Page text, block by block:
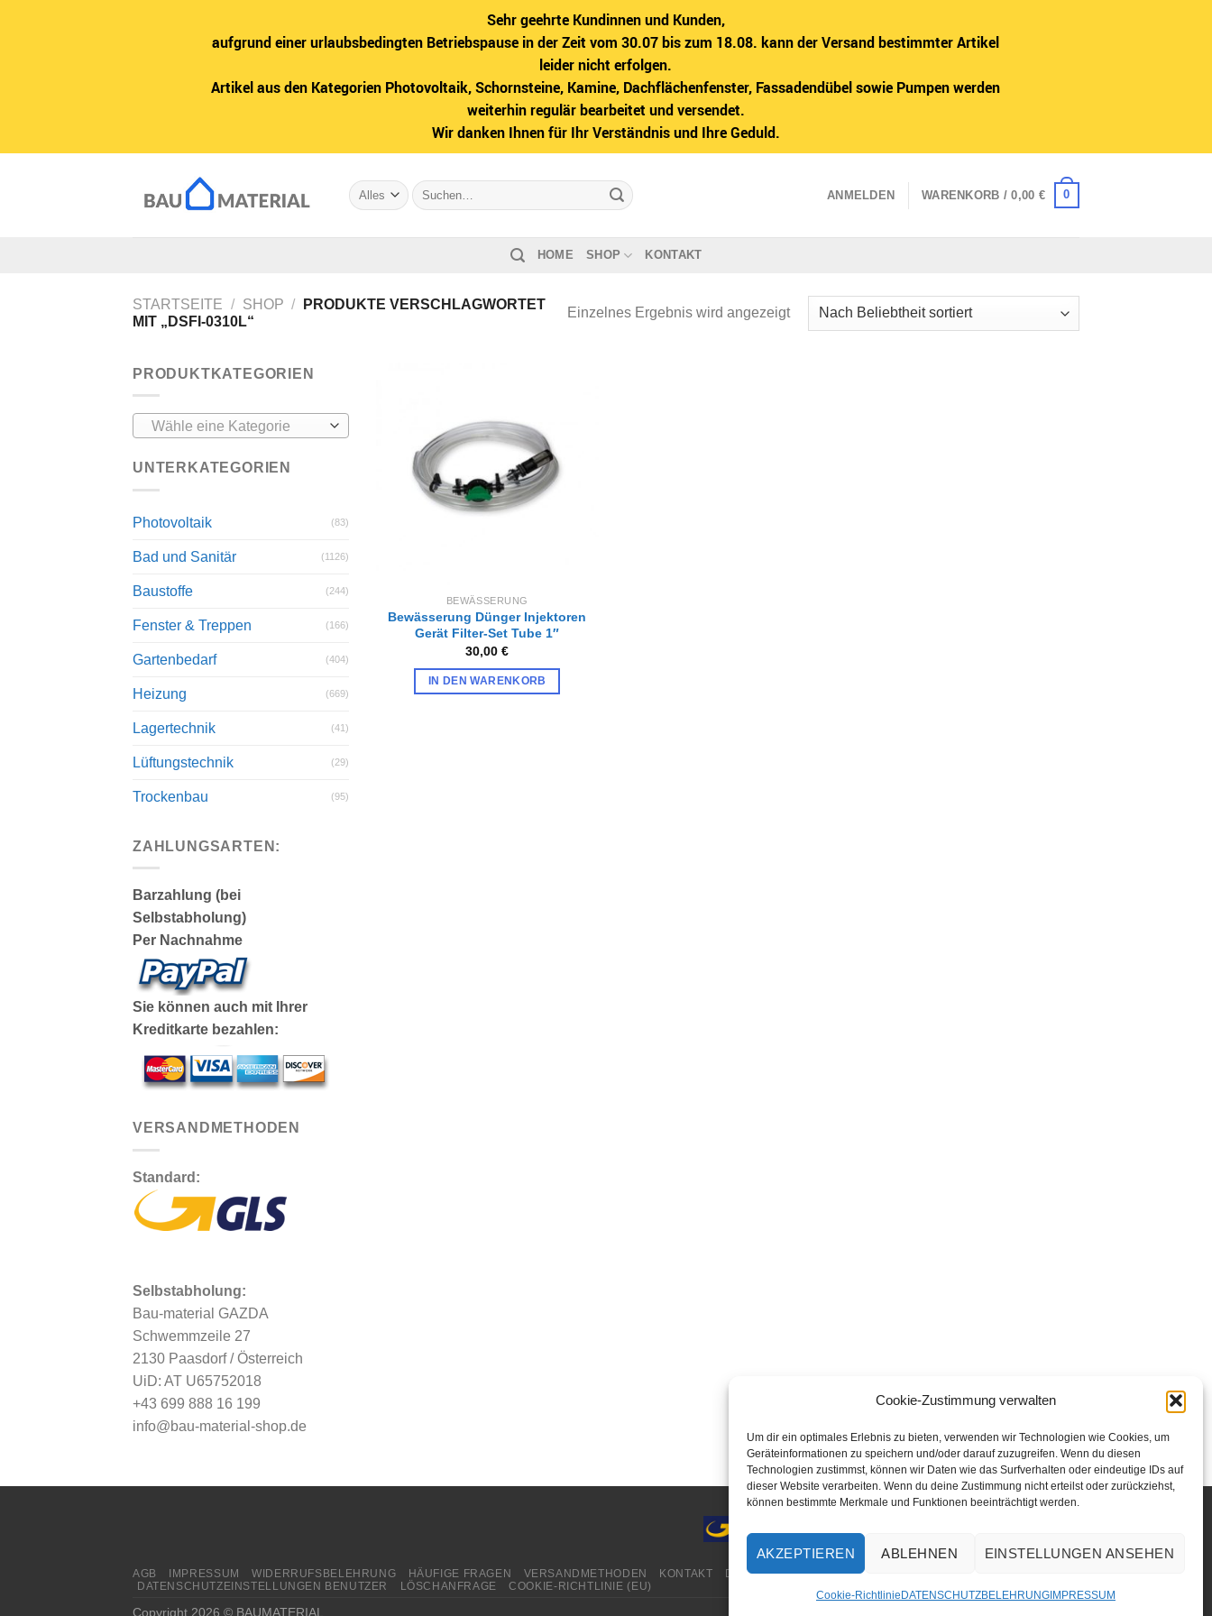
Sehr geehrte Kundinnen und Kunden,
aufgrund einer urlaubsbedingten Betriebspause in der Zeit vom 30.07 bis zum 18.08. kann der Versand bestimmter Artikel
leider nicht erfolgen.
Artikel aus den Kategorien Photovoltaik, Schornsteine, Kamine, Dachflächenfenster, Fassadendübel sowie Pumpen werden
weiterhin regulär bearbeitet und versendet.
Wir danken Ihnen für Ihr Verständnis und Ihre Geduld.
Cookie-Zustimmung verwalten
Um dir ein optimales Erlebnis zu bieten, verwenden wir Technologien wie Cookies, um
Geräteinformationen zu speichern und/oder darauf zuzugreifen. Wenn du diesen
Technologien zustimmst, können wir Daten wie das Surfverhalten oder eindeutige IDs auf
dieser Website verarbeiten. Wenn du deine Zustimmung nicht erteilst oder zurückziehst,
können bestimmte Merkmale und Funktionen beeinträchtigt werden.
AKZEPTIEREN ABLEHNEN EINSTELLUNGEN ANSEHEN
Cookie-Richtlinie DATENSCHUTZBELEHRUNGIMPRESSUM
Suche
nach:
ANMELDEN WARENKORB /0,00 € 0
HOME SHOP KONTAKT
STARTSEITE / SHOP /
PRODUKTE VERSCHLAGWORTET
MIT „DSFI-0310L“
Einzelnes Ergebnis wird angezeigt
PRODUKTKATEGORIEN
Wähle eine Kategorie
UNTERKATEGORIEN
Photovoltaik (83)
Bad und Sanitär (1126)
Baustoffe (244)
Fenster & Treppen (166)
Gartenbedarf (404)
Heizung (669)
Lagertechnik (41)
Lüftungstechnik (29)
Trockenbau (95)
ZAHLUNGSARTEN:
Barzahlung (bei
Selbstabholung)
Per Nachnahme
Sie können auch mit Ihrer
Kreditkarte bezahlen:
VERSANDMETHODEN
Standard:
Selbstabholung:
Bau-material GAZDA
Schwemmzeile 27
2130 Paasdorf / Österreich
UiD: AT U65752018
+43 699 888 16 199
info@bau-material-shop.de
Wunschliste
hinzufügen
BEWÄSSERUNG
Bewässerung Dünger Injektoren
Gerät Filter-Set Tube 1″
30,00€
IN DEN WARENKORB
AGB IMPRESSUM WIDERRUFSBELEHRUNG HÄUFIGE FRAGEN VERSANDMETHODEN KONTAKT
DATENSCHUTZBELEHRUNG
DATENSCHUTZEINSTELLUNGEN BENUTZER
LÖSCHANFRAGE COOKIE-RICHTLINIE (EU)
Copyright 2026 © BAUMATERIAL